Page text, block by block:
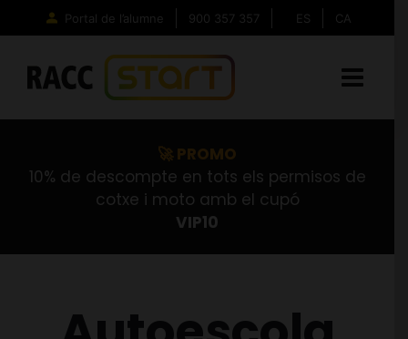
to
Portal de l’alumne 900 357 357 ES CA
🚀 PROMO
10% de descompte en tots els permisos de
cotxe i moto amb el cupó
VIP10